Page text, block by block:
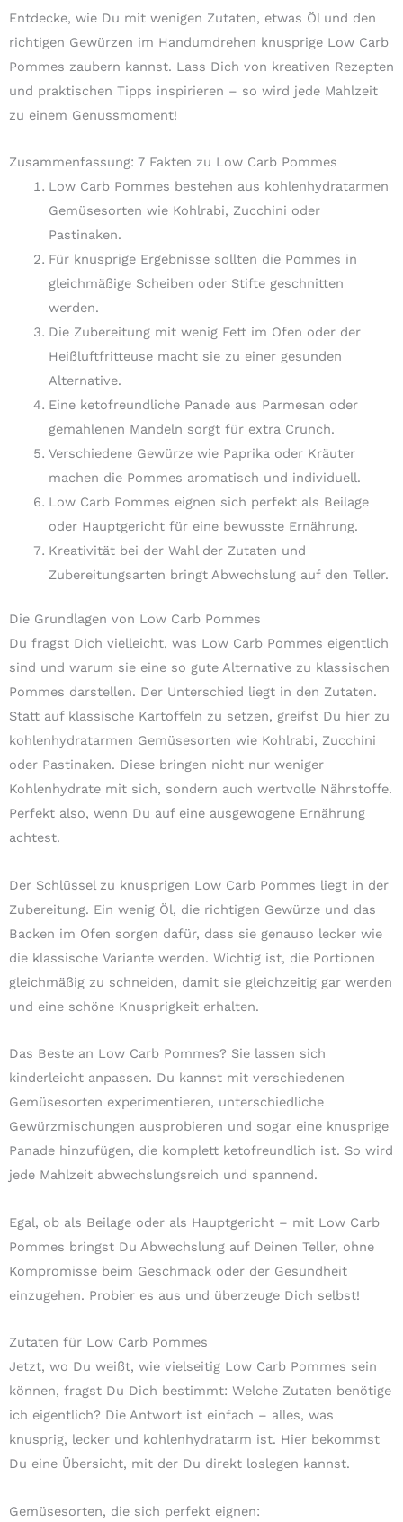
Entdecke, wie Du mit wenigen Zutaten, etwas Öl und den
richtigen Gewürzen im Handumdrehen knusprige Low Carb
Pommes zaubern kannst. Lass Dich von kreativen Rezepten
und praktischen Tipps inspirieren – so wird jede Mahlzeit
zu einem Genussmoment!
Zusammenfassung: 7 Fakten zu Low Carb Pommes
Low Carb Pommes bestehen aus kohlenhydratarmen
Gemüsesorten wie Kohlrabi, Zucchini oder
Pastinaken.
Für knusprige Ergebnisse sollten die Pommes in
gleichmäßige Scheiben oder Stifte geschnitten
werden.
Die Zubereitung mit wenig Fett im Ofen oder der
Heißluftfritteuse macht sie zu einer gesunden
Alternative.
Eine ketofreundliche Panade aus Parmesan oder
gemahlenen Mandeln sorgt für extra Crunch.
Verschiedene Gewürze wie Paprika oder Kräuter
machen die Pommes aromatisch und individuell.
Low Carb Pommes eignen sich perfekt als Beilage
oder Hauptgericht für eine bewusste Ernährung.
Kreativität bei der Wahl der Zutaten und
Zubereitungsarten bringt Abwechslung auf den Teller.
Die Grundlagen von Low Carb Pommes
Du fragst Dich vielleicht, was Low Carb Pommes eigentlich
sind und warum sie eine so gute Alternative zu klassischen
Pommes darstellen. Der Unterschied liegt in den Zutaten.
Statt auf klassische Kartoffeln zu setzen, greifst Du hier zu
kohlenhydratarmen Gemüsesorten wie Kohlrabi, Zucchini
oder Pastinaken. Diese bringen nicht nur weniger
Kohlenhydrate mit sich, sondern auch wertvolle Nährstoffe.
Perfekt also, wenn Du auf eine ausgewogene Ernährung
achtest.
Der Schlüssel zu knusprigen Low Carb Pommes liegt in der
Zubereitung. Ein wenig Öl, die richtigen Gewürze und das
Backen im Ofen sorgen dafür, dass sie genauso lecker wie
die klassische Variante werden. Wichtig ist, die Portionen
gleichmäßig zu schneiden, damit sie gleichzeitig gar werden
und eine schöne Knusprigkeit erhalten.
Das Beste an Low Carb Pommes? Sie lassen sich
kinderleicht anpassen. Du kannst mit verschiedenen
Gemüsesorten experimentieren, unterschiedliche
Gewürzmischungen ausprobieren und sogar eine knusprige
Panade hinzufügen, die komplett ketofreundlich ist. So wird
jede Mahlzeit abwechslungsreich und spannend.
Egal, ob als Beilage oder als Hauptgericht – mit Low Carb
Pommes bringst Du Abwechslung auf Deinen Teller, ohne
Kompromisse beim Geschmack oder der Gesundheit
einzugehen. Probier es aus und überzeuge Dich selbst!
Zutaten für Low Carb Pommes
Jetzt, wo Du weißt, wie vielseitig Low Carb Pommes sein
können, fragst Du Dich bestimmt: Welche Zutaten benötige
ich eigentlich? Die Antwort ist einfach – alles, was
knusprig, lecker und kohlenhydratarm ist. Hier bekommst
Du eine Übersicht, mit der Du direkt loslegen kannst.
Gemüsesorten, die sich perfekt eignen: